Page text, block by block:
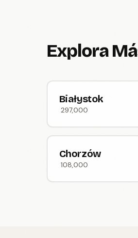
Explora
Białystok
297,000
Chorzów
108,000